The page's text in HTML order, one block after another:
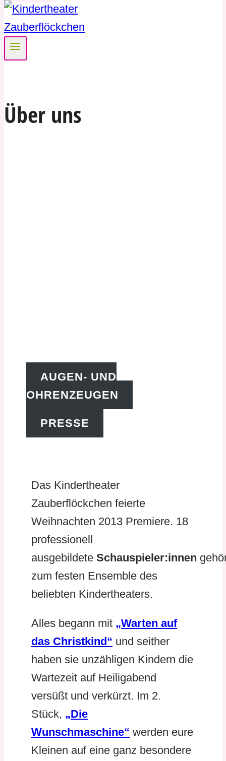
Über uns
AUGEN- UND
OHRENZEUGEN
PRESSE
Das Kindertheater
Zauberflöckchen feierte
Weihnachten 2013 Premiere. 18
professionell
ausgebildete Schauspieler:innen
zum festen Ensemble des
beliebten Kindertheaters.
Alles begann mit „Warten auf
das Christkind“ und seither
haben sie unzähligen Kindern die
Wartezeit auf Heiligabend
versüßt und verkürzt. Im 2.
Stück, „Die
Wunschmaschine“ werden eure
Kleinen auf eine ganz besondere